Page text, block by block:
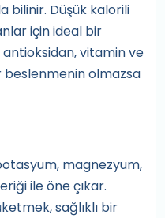
bilinir. Düşük kalorili
için ideal bir
antioksidan, vitamin ve
beslenmenin olmazsa
magnezyum,
ile öne çıkar.
sağlıklı bir